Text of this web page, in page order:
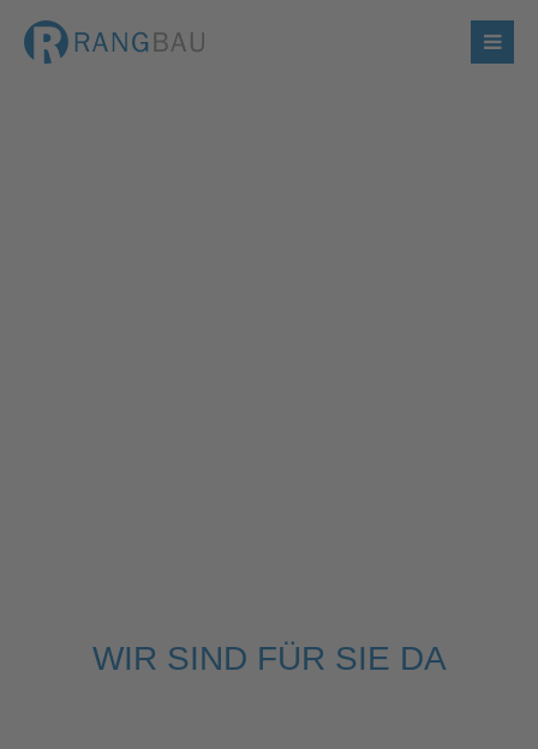
WIR SIND FÜR SIE DA